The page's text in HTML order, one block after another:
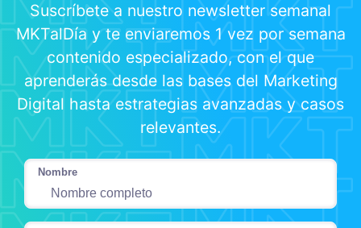
Suscríbete a nuestro newsletter semanal
MKTalDía y te enviaremos 1 vez por semana
contenido especializado, con el que
aprenderás desde las bases del Marketing
Digital hasta estrategias avanzadas y casos
relevantes.
Nombre